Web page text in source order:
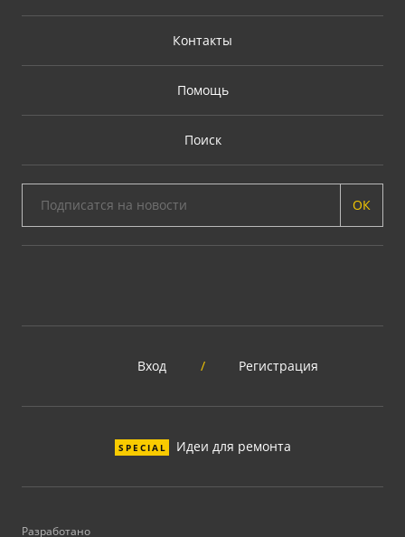
Контакты
Помощь
Поиск
ОК
Вход / Регистрация
SPECIAL Идеи для ремонта
Разработано